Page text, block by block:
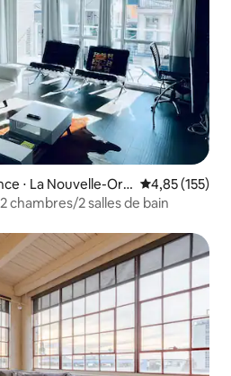
⋅ La Nouvelle-Orl
Évaluation
4,85 (155)
2 salles de bain